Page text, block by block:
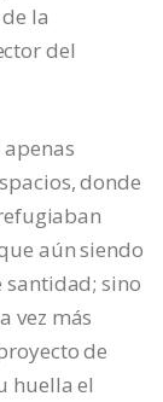
la
del
donde
aún siendo
santidad; sino
vez más
de
huella el